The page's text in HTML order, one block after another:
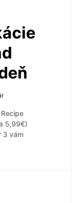
5,99€)
3 vám